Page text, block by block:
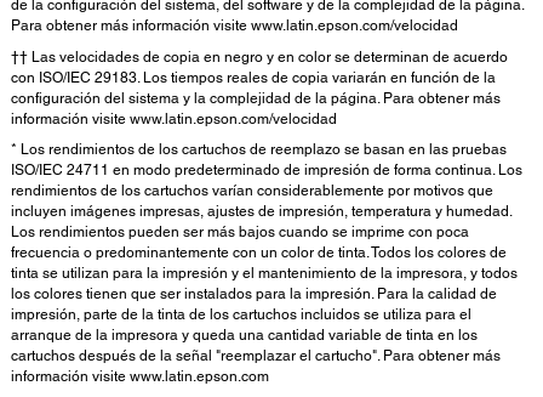
de la configuración del sistema, del software y de la complejidad de la página.
Para obtener más información visite www.latin.epson.com/velocidad
†† Las velocidades de copia en negro y en color se determinan de acuerdo
con ISO/IEC 29183. Los tiempos reales de copia variarán en función de la
configuración del sistema y la complejidad de la página. Para obtener más
información visite www.latin.epson.com/velocidad
* Los rendimientos de los cartuchos de reemplazo se basan en las pruebas
ISO/IEC 24711 en modo predeterminado de impresión de forma continua. Los
rendimientos de los cartuchos varían considerablemente por motivos que
incluyen imágenes impresas, ajustes de impresión, temperatura y humedad.
Los rendimientos pueden ser más bajos cuando se imprime con poca
frecuencia o predominantemente con un color de tinta. Todos los colores de
tinta se utilizan para la impresión y el mantenimiento de la impresora, y todos
los colores tienen que ser instalados para la impresión. Para la calidad de
impresión, parte de la tinta de los cartuchos incluidos se utiliza para el
arranque de la impresora y queda una cantidad variable de tinta en los
cartuchos después de la señal "reemplazar el cartucho". Para obtener más
información visite www.latin.epson.com